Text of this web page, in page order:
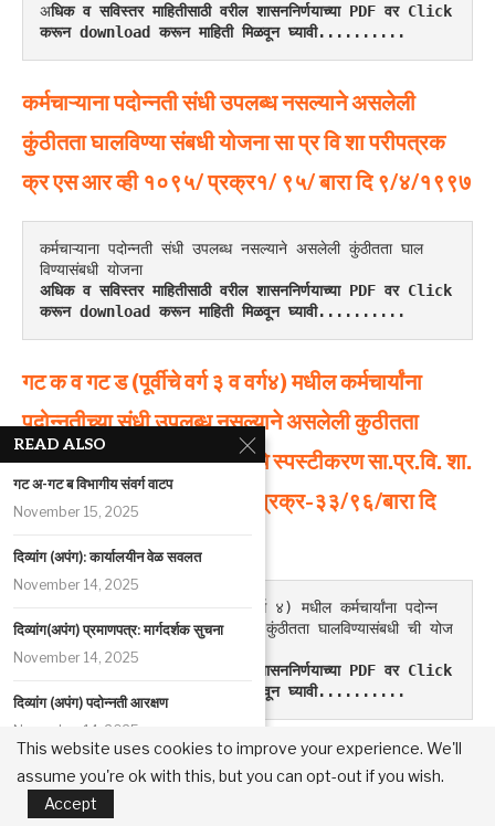
अधिक व सविस्तर माहितीसाठी वरील शासननिर्णयाच्या PDF वर Click
करून download करून माहिती मिळवून घ्यावी..........
कर्मचाऱ्याना पदोन्नती संधी उपलब्ध नसल्याने असलेली
कुंठीतता घालविण्या संबधी योजना सा प्र वि शा परीपत्रक
क्र एस आर व्ही १०९५/ प्रक्र१/ ९५/ बारा दि ९/४/१९९७
कर्मचाऱ्याना पदोन्नती संधी उपलब्ध नसल्याने असलेली कुंठीतता घाल
विण्यासंबधी योजना
अधिक व सविस्तर माहितीसाठी वरील शासननिर्णयाच्या PDF वर Click
करून download करून माहिती मिळवून घ्यावी..........
गट क व गट ड (पूर्वीचेवर्ग ३ ववर्ग४) मधील कर्मचार्यांना
पदोन्नतीच्या संधी उपलब्ध नसल्याने असलेली कुठीतता
घालविण्या संबधीची योजना मुद्याचे स्पस्टीकरण सा.प्र.वि.शा.
क्र.एस.आर. प्रक्र-३३/९६/बारादि
गट क व गट ड (पूर्वीचे वर्ग ३ व वर्ग ४) मधील कर्मचार्यांना पदोन्न
तीच्या संधी उपलब्ध नसल्याने असलेली कुंठीतता घालविण्यासंबधी ची योज
ना मुद्याचे स्पस्टीकरण
अधिक व सविस्तर माहितीसाठी वरील शासननिर्णयाच्या PDF वर Click
करून download करून माहिती मिळवून घ्यावी..........
गट कव गट ड (पूर्वीचे वर्ग३व वर्ग ४) मधील कर्मचार्यांना
पदोन्नतीच्या
READ ALSO
गट अ-गट ब विभागीय संवर्ग वाटप
November 15, 2025
दिव्यांग (अपंग): कार्यालयीन वेळ सवलत
November 14, 2025
दिव्यांग(अपंग) प्रमाणपत्र: मार्गदर्शक सुचना
November 14, 2025
दिव्यांग (अपंग) पदोन्नती आरक्षण
November 14, 2025
दिव्यांग (अपंग) आरक्षण, पदनिर्धारण
November 14, 2025
This website uses cookies to improve your experience. We'll
assume you're ok with this, but you can opt-out if you wish.
Accept